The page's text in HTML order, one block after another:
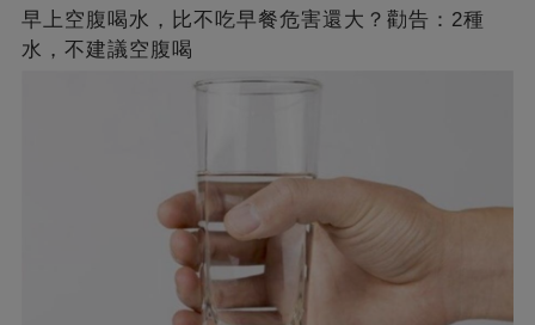
早上空腹喝水，比不吃早餐危害還大？勸告：2種
水，不建議空腹喝